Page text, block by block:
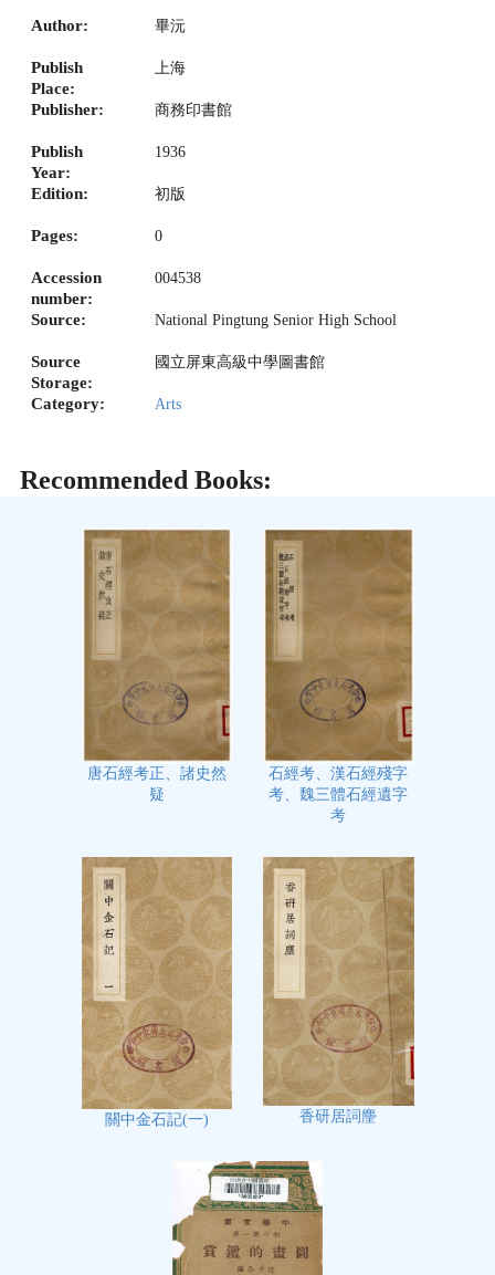
Author: 畢沅
Publish
Place:
上海
Publisher: 商務印書館
Publish
Year:
1936
Edition: 初版
Pages: 0
Accession
number:
004538
Source: National Pingtung Senior High School
Source
Storage:
國立屏東高級中學圖書館
Category: Arts
Recommended Books:
唐石經考正、諸史然
疑
石經考、漢石經殘字
考、魏三體石經遺字
考
關中金石記(一) 香研居詞麈